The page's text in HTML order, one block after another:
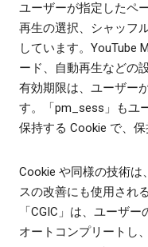
ユーザーが指定したペ
再生の選択、シャッフ
しています。YouTube
ード、自動再生などの
有効期限は、ユーザー
す。「pm_sess」もユ
保持する Cookie で、保
Cookie や同様の技術は
スの改善にも使用され
「CGIC」は、ユーザ
オートコンプリートし